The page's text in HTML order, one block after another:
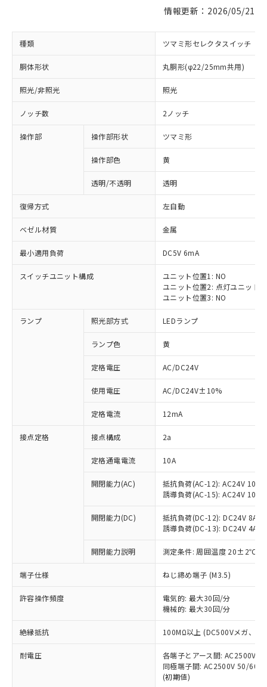
情報更新：2026/05/21
種類 ツマミ形セレクタスイッチ
胴体形状 丸胴形(φ22/25mm共用)
照光/非照光 照光
ノッチ数 2ノッチ
操作部 操作部形状 ツマミ形
操作部色 黄
透明/不透明 透明
復帰方式 左自動
ベゼル材質 金属
最小適用負荷 DC5V 6mA
スイッチユニット構成
ユニット位置1: NO
ユニット位置2: 点灯ユニット
ユニット位置3: NO
ランプ 照光部方式 LEDランプ
ランプ色 黄
定格電圧 AC/DC24V
使用電圧 AC/DC24V±10%
定格電流 12mA
接点定格 接点構成 2a
定格通電電流 10A
開閉能力(AC)
抵抗負荷(AC-12): AC24V 10A/
誘導負荷(AC-15): AC24V
開閉能力(DC)
抵抗負荷(DC-12): DC24V 8A/
誘導負荷(DC-13): DC24V 4A/
開閉能力説明 測定条件: 周囲温度 20±2℃、
端子仕様 ねじ締め端子 (M3.5)
許容操作頻度
電気的: 最大30回/分
機械的: 最大30回/分
絶縁抵抗 100MΩ以上 (DC500Vメガ、点
耐電圧
各端子とアース間: AC2500V
同極端子間: AC2500V 50/
(初期値)
ご利用条件
以下の条件をお読みいただき、同意のうえ
ご利用ください。
本サービスは、当社制御機器事業取扱
商品の当社在庫状況および標準価格
(税抜)を提供させていただくもので
当社制御機器事業取扱商品の中には、
本サービスの対象外となる商品もある
ことをご了承ください。
在庫状況および標準価格照会結果は、
記載している更新日時点での社内デー
タに基づき作成されるものであり、閲
覧された時点での実際の在庫および標
準価格とは異なる場合があることをご
※1 対応状況
対応済み：EU RoHS指令（10物質）の
非含有に対応した製品が提供可能な商品で
す。
対応予定：EU RoHS指令（10物質）の非含
有に対応した製品に切り替える予定のある
対応予定なし：EU RoHS指令（10物質）の
非含有に非対応の商品で、対応品を出す予
定はありません。
調査・確認中：EU RoHS指令（10物質）の
非含有の対応状況を調査中または確認中の
非該当品：ライセンス料など無形物で、有
害物質有無と関係のない商品です。
仕入先様の事情により、非含有部品として
いたものが、含有品と判明した場合などや
むを得ず変更することがあります。
六価クロム(Cr(Ⅵ)) 1000ppm以下、ポリ臭化ビフェニル
類(PBB) 1000ppm以下、ポリ臭化ジフェニルエーテル類
「○」：最大均質材料含有率が中国RoHSの
基準値以下であることを示します。
「×」：最大均質材料含有率が中国RoHSの
基準値を超えていることを示します。
「－」：未確認です。当社販売部門へお問
*中国RoHS10物質の基準値 (GB/T26572)：
Pb(鉛) :1000ppm、 Hg(水銀) : 1000ppm、 Cd(カドミウ
Cr(Ⅵ)(六価クロム) : 1000ppm、 PBBs(ポリ臭化ビフェ
当社は、これら貴社製品のうち、外国
為替および外国貿易法に定める商品
（以下｢規制貨物等」という）を輸出
または国外への提供する場合は、日本
国政府の輸出許可(または役務取引許
可)を取得するなどの必要な手続きを